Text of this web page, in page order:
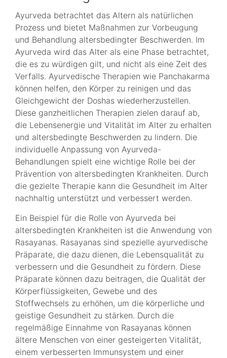
Ayurveda betrachtet das Altern als natürlichen
Prozess und bietet Maßnahmen zur Vorbeugung
und Behandlung altersbedingter Beschwerden. Im
Ayurveda wird das Alter als eine Phase betrachtet,
die es zu würdigen gilt, und nicht als eine Zeit des
Verfalls. Ayurvedische Therapien wie Panchakarma
können helfen, den Körper zu reinigen und das
Gleichgewicht der Doshas wiederherzustellen.
Diese ganzheitlichen Therapien zielen darauf ab,
die Lebensenergie und Vitalität im Alter zu erhalten
und altersbedingte Beschwerden zu lindern. Die
individuelle Anpassung von Ayurveda-
Behandlungen spielt eine wichtige Rolle bei der
Prävention von altersbedingten Krankheiten. Durch
die gezielte Therapie kann die Gesundheit im Alter
nachhaltig unterstützt und verbessert werden.
Ein Beispiel für die Rolle von Ayurveda bei
altersbedingten Krankheiten ist die Anwendung von
Rasayanas. Rasayanas sind spezielle ayurvedische
Präparate, die dazu dienen, die Lebensqualität zu
verbessern und die Gesundheit zu fördern. Diese
Präparate können dazu beitragen, die Qualität der
Körperflüssigkeiten, Gewebe und des
Stoffwechsels zu erhöhen, um die körperliche und
geistige Gesundheit zu stärken. Durch die
regelmäßige Einnahme von Rasayanas können
ältere Menschen von einer gesteigerten Vitalität,
einem verbesserten Immunsystem und einer